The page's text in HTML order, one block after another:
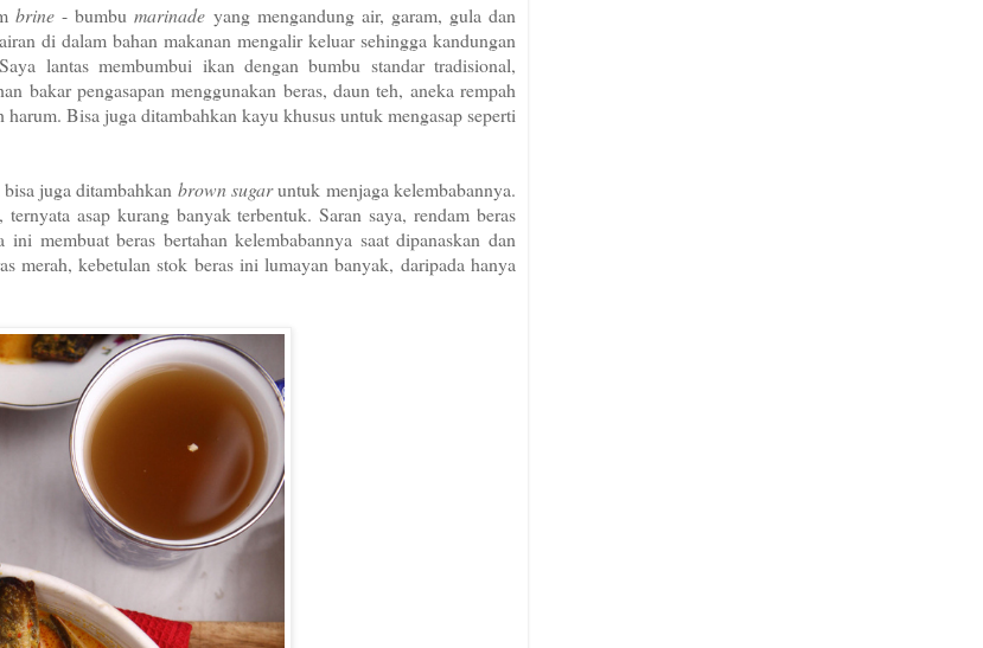
brine- bumbumarinade yang mengandung air, garam, gula dan
di dalam bahan makanan mengalir keluar sehingga kandungan
lantas membumbui ikan dengan bumbu standar tradisional,
bakar pengasapan menggunakan beras, daun teh, aneka rempah
Bisa juga ditambahkan kayu khusus untuk mengasap seperti
juga ditambahkan brown sugaruntuk menjaga kelembabannya.
asap kurang banyak terbentuk. Saran saya, rendam beras
membuat beras bertahan kelembabannya saat dipanaskan dan
merah, kebetulan stok beras ini lumayan banyak, daripada hanya